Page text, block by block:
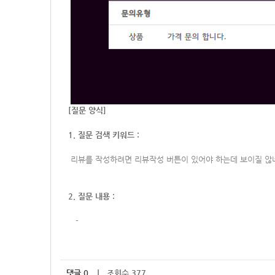
[질문 양식]
1. 질문 검색 키워드 :
리뷰를 작성하려면 리뷰작성 버튼이 있어야 하는데 보이질 않
2. 질문 내용 :
-
댓글 0 ｜ 조회수 377